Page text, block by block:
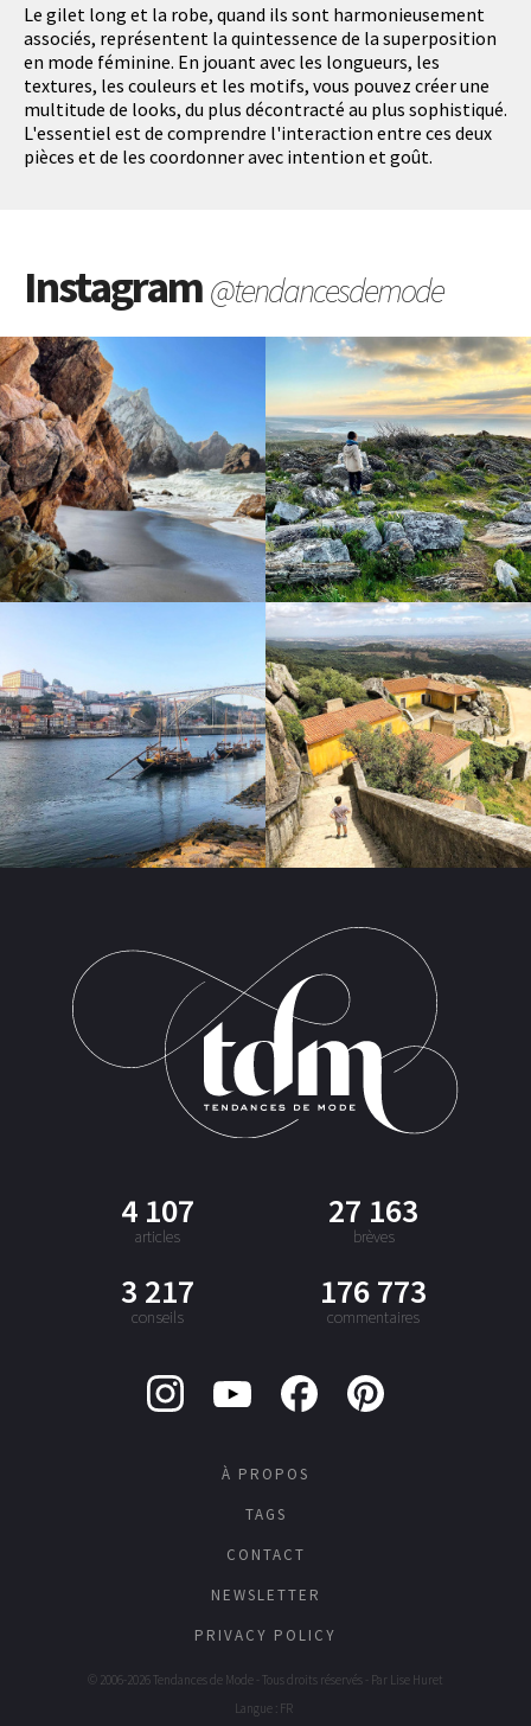
Le gilet long et la robe, quand ils sont harmonieusement
associés, représentent la quintessence de la superposition
en mode féminine. En jouant avec les longueurs, les
textures, les couleurs et les motifs, vous pouvez créer une
multitude de looks, du plus décontracté au plus sophistiqué.
L'essentiel est de comprendre l'interaction entre ces deux
pièces et de les coordonner avec intention et goût.
Instagram@tendancesdemode
4 107
articles
27 163
brèves
3 217
conseils
176 773
commentaires
À PROPOS
TAGS
CONTACT
NEWSLETTER
PRIVACY POLICY
© 2006-2026 Tendances de Mode - Tous droits réservés - Par Lise Huret
Langue : FR